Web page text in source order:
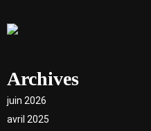
Archives
juin 2026
avril 2025